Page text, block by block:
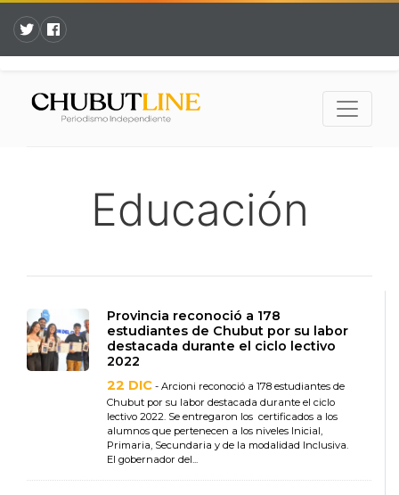
Educación
Provincia reconoció a 178
estudiantes de Chubut por su labor
destacada durante el ciclo lectivo
2022
22 DIC - Arcioni reconoció a 178 estudiantes de
Chubut por su labor destacada durante el ciclo
lectivo 2022. Se entregaron los certificados a los
alumnos que pertenecen a los niveles Inicial,
Primaria, Secundaria y de la modalidad Inclusiva.
El gobernador del...